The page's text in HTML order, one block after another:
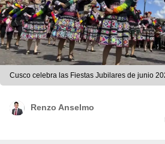
Cusco celebra las Fiestas Jubilares de junio
Renzo Anselmo